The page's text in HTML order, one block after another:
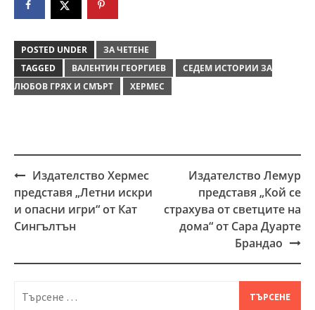
POSTED UNDER
ЗА ЧЕТЕНЕ
TAGGED
ВАЛЕНТИН ГЕОРГИЕВ
СЕДЕМ ИСТОРИИ ЗА
ЛЮБОВ ГРЯХ И СМЪРТ
ХЕРМЕС
Post
navigation
Издателство Хермес
представя „Летни искри
и опасни игри“ от Кат
Сингълтън
Издателство Лемур
представя „Кой се
страхува от светците на
дома“ от Сара Дуарте
Брандао
Търсене
за: